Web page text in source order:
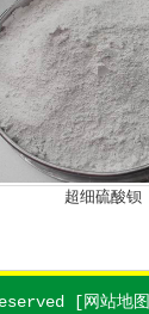
油漆沉淀硫酸钡
[网站地图